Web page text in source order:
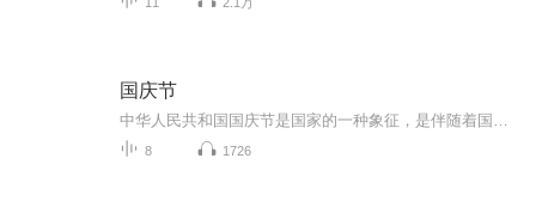
国庆节
8 1726